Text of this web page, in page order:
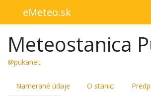
eMeteo.sk
Meteostanica
@pukanec
Namerané údaje O stanici